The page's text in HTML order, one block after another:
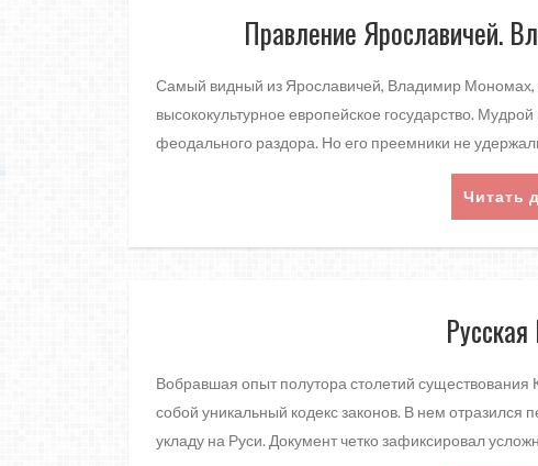
Правление Ярославичей.
Самый видный из Ярославичей, Владимир Мономах,
высококультурное европейское государство.
феодального раздора. Но его преемники не
Читать
Вобравшая опыт полутора столетий существования
собой уникальный кодекс законов. В нем
укладу на Руси. Документ четко зафиксировал